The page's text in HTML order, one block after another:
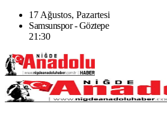
17 Ağustos, Pazartesi
Samsunspor - Göztepe
21:30